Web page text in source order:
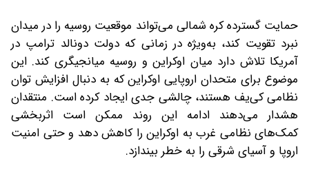
حمایت گسترده کره شمالی می‌تواند موقعیت روسیه را در میدان
نبرد تقویت کند، به‌ویژه در زمانی که دولت دونالد ترامپ در
آمریکا تلاش دارد میان اوکراین و روسیه میانجیگری کند. این
موضوع برای متحدان اروپایی اوکراین که به دنبال افزایش توان
نظامی کی‌یف هستند، چالشی جدی ایجاد کرده است. منتقدان
هشدار می‌دهند ادامه این روند ممکن است اثربخشی
کمک‌های نظامی غرب به اوکراین را کاهش دهد و حتی امنیت
اروپا و آسیای شرقی را به خطر بیندازد.